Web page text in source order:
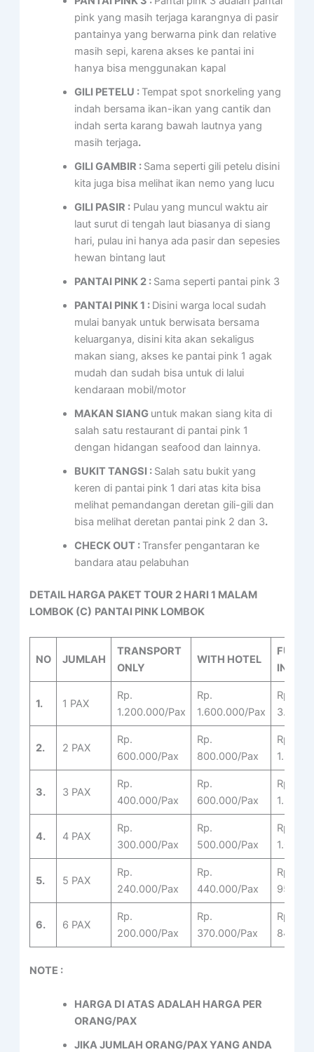
pink yang masih terjaga karangnya di pasir
pantainya yang berwarna pink dan relative
masih sepi, karena akses ke pantai ini
hanya bisa menggunakan kapal
GILI PETELU : Tempat spot snorkeling yang
indah bersama ikan-ikan yang cantik dan
indah serta karang bawah lautnya yang
masih terjaga.
GILI GAMBIR : Sama seperti gili petelu disini
kita juga bisa melihat ikan nemo yang lucu
GILI PASIR : Pulau yang muncul waktu air
laut surut di tengah laut biasanya di siang
hari, pulau ini hanya ada pasir dan sepesies
hewan bintang laut
PANTAI PINK 2 : Sama seperti pantai pink 3
PANTAI PINK 1 : Disini warga local sudah
mulai banyak untuk berwisata bersama
keluarganya, disini kita akan sekaligus
makan siang, akses ke pantai pink 1 agak
mudah dan sudah bisa untuk di lalui
kendaraan mobil/motor
MAKAN SIANG untuk makan siang kita di
salah satu restaurant di pantai pink 1
dengan hidangan seafood dan lainnya.
BUKIT TANGSI : Salah satu bukit yang
keren di pantai pink 1 dari atas kita bisa
melihat pemandangan deretan gili-gili dan
bisa melihat deretan pantai pink 2 dan 3.
CHECK OUT : Transfer pengantaran ke
bandara atau pelabuhan
DETAIL HARGA PAKET TOUR 2 HARI 1 MALAM
LOMBOK (C) PANTAI PINK LOMBOK
NO JUMLAH
TRANSPORT
ONLY
WITH HOTEL
FULL
1. 1 PAX
Rp.
1.200.000/Pax
Rp.
1.600.000/Pax
Rp.
2. 2 PAX
Rp.
600.000/Pax
Rp.
800.000/Pax
Rp.
3. 3 PAX
Rp.
400.000/Pax
Rp.
600.000/Pax
Rp.
4. 4 PAX
Rp.
300.000/Pax
Rp.
500.000/Pax
Rp.
5. 5 PAX
Rp.
240.000/Pax
Rp.
440.000/Pax
Rp.
6. 6 PAX
Rp.
200.000/Pax
Rp.
370.000/Pax
Rp.
NOTE :
HARGA DI ATAS ADALAH HARGA PER
ORANG/PAX
JIKA JUMLAH ORANG/PAX YANG ANDA